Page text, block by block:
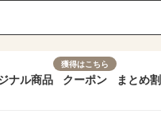
ナル商品
獲得はこちら
クーポン まとめ割